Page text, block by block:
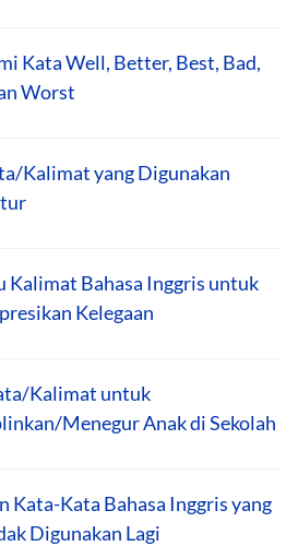
Kata Well, Better, Best, Bad,
Worst
Kalimat yang Digunakan
Kalimat Bahasa Inggris untuk
Kelegaan
Kalimat untuk
Menegur Anak di Sekolah
Kata-Kata Bahasa Inggris yang
Digunakan Lagi